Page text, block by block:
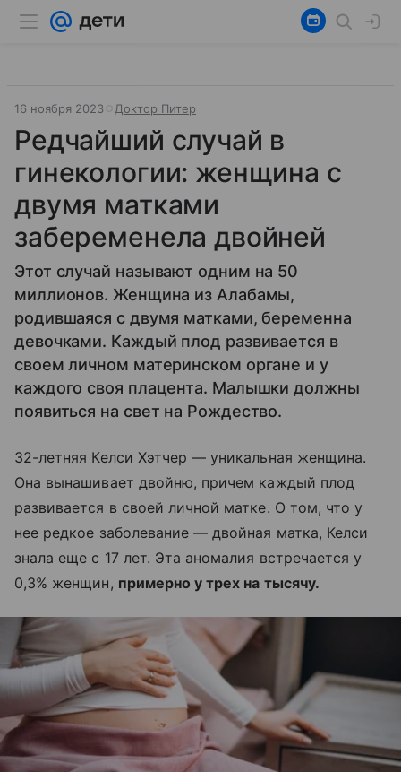
16 ноября 2023 Доктор Питер
Редчайший случай в
гинекологии: женщина с
двумя матками
забеременела двойней
Этот случай называют одним на 50
миллионов. Женщина из Алабамы,
родившаяся с двумя матками, беременна
девочками. Каждый плод развивается в
своем личном материнском органе и у
каждого своя плацента. Малышки должны
появиться на свет на Рождество.
32-летняя Келси Хэтчер — уникальная женщина.
Она вынашивает двойню, причем каждый плод
развивается в своей личной матке. О том, что у
нее редкое заболевание — двойная матка, Келси
знала еще с 17 лет. Эта аномалия встречается у
0,3% женщин, примерно у трех на тысячу.